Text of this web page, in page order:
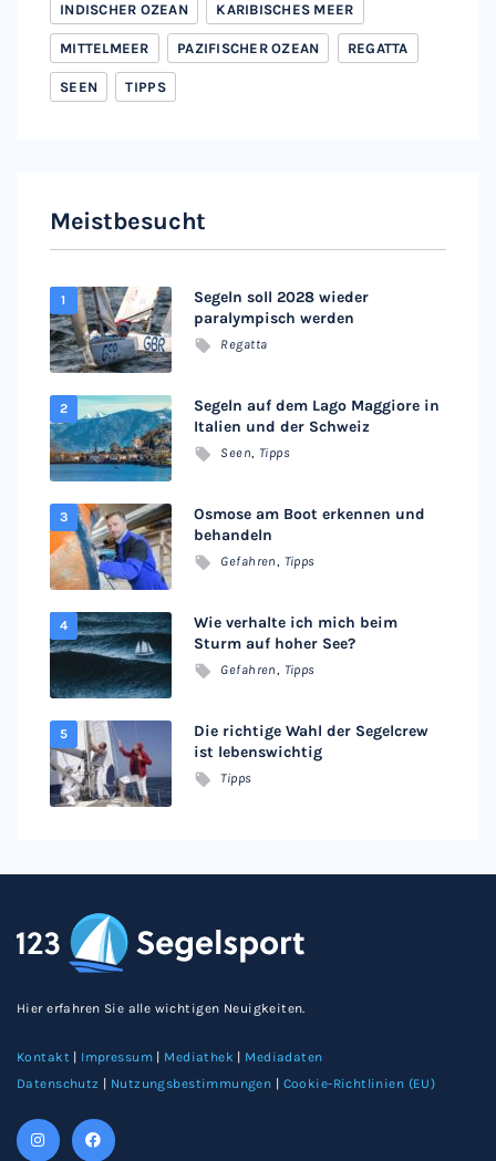
INDISCHER OZEAN KARIBISCHES MEER
MITTELMEER PAZIFISCHER OZEAN REGATTA
SEEN TIPPS
Meistbesucht
Segeln soll 2028 wieder
paralympisch werden
Regatta
Segeln auf dem Lago Maggiore in
Italien und der Schweiz
Seen, Tipps
Osmose am Boot erkennen und
behandeln
Gefahren, Tipps
Wie verhalte ich mich beim
Sturm auf hoher See?
Gefahren, Tipps
Die richtige Wahl der Segelcrew
ist lebenswichtig
Tipps
Hier erfahren Sie alle wichtigen Neuigkeiten.
Kontakt | Impressum | Mediathek | Mediadaten
Datenschutz | Nutzungsbestimmungen | Cookie-Richtlinien (EU)